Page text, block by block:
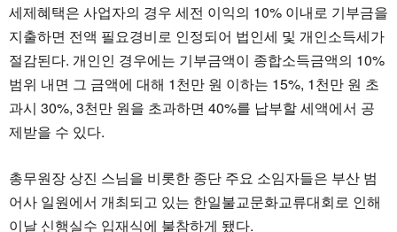
세제혜택은 사업자의 경우 세전 이익의 10% 이내로 기부금을
지출하면 전액 필요경비로 인정되어 법인세 및 개인소득세가
절감된다. 개인인 경우에는 기부금액이 종합소득금액의 10%
범위 내면 그 금액에 대해 1천만 원 이하는 15%, 1천만 원 초
과시 30%, 3천만 원을 초과하면 40%를 납부할 세액에서 공
제받을 수 있다.
총무원장 상진 스님을 비롯한 종단 주요 소임자들은 부산 범
어사 일원에서 개최되고 있는 한일불교문화교류대회로 인해
이날 신행실수 입재식에 불참하게 됐다.